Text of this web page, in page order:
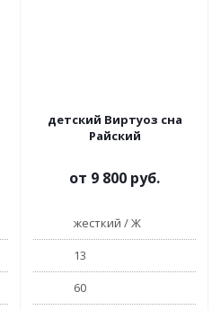
детский Виртуоз сна
Райский
от 9 800 руб.
жесткий / Ж
13
60